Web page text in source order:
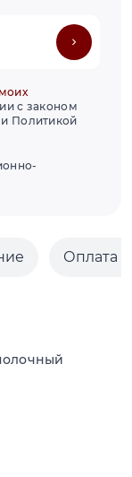
с законом
Политикой
Оплата